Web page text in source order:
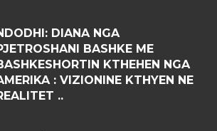
DIANA NGA
BASHKE ME
KTHEHEN NGA
: VIZIONINE KTHYEN NE
..